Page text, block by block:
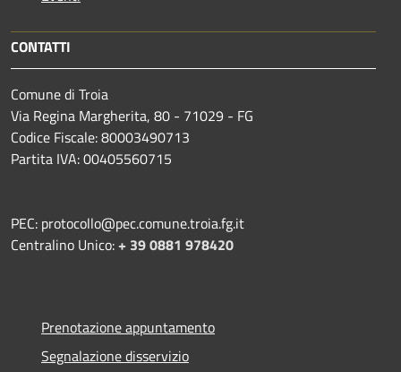
CONTATTI
Comune di Troia
Via Regina Margherita, 80 - 71029 - FG
Codice Fiscale: 80003490713
Partita IVA: 00405560715
PEC: protocollo@pec.comune.troia.fg.it
Centralino Unico:+ 39 0881 978420
Prenotazione appuntamento
Segnalazione disservizio